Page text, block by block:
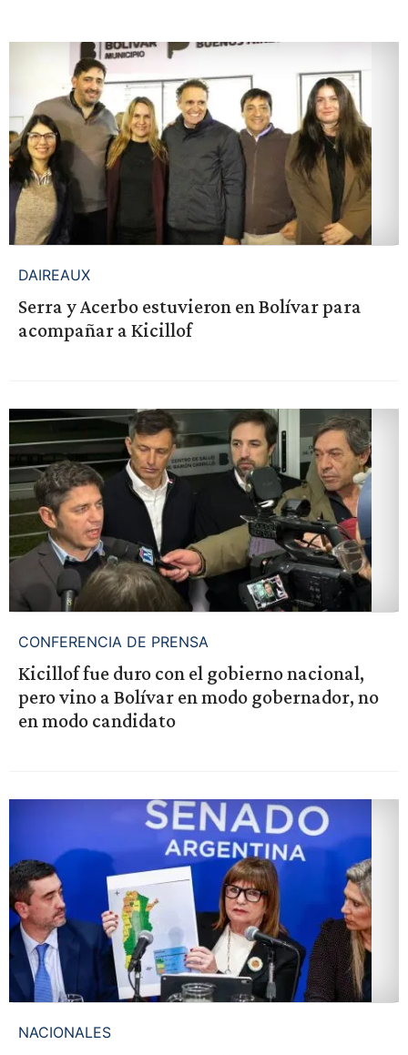
DAIREAUX
Serra y Acerbo estuvieron en Bolívar para
acompañar a Kicillof
CONFERENCIA DE PRENSA
Kicillof fue duro con el gobierno nacional,
pero vino a Bolívar en modo gobernador, no
en modo candidato
NACIONALES